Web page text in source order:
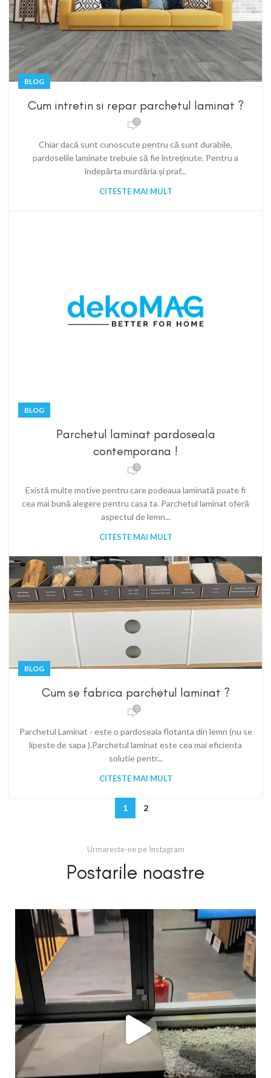
BLOG
Cum intretin si repar parchetul laminat ?
0
Chiar dacă sunt cunoscute pentru că sunt durabile,
pardoselile laminate trebuie să fie întreținute. Pentru a
îndepărta murdăria și praf...
CITESTE MAI MULT
BLOG
Parchetul laminat pardoseala
contemporana !
0
Există multe motive pentru care podeaua laminată poate fi
cea mai bună alegere pentru casa ta. Parchetul laminat oferă
aspectul de lemn...
CITESTE MAI MULT
BLOG
Cum se fabrica parchetul laminat ?
0
Parchetul Laminat - este o pardoseala flotanta din lemn (nu se
lipeste de sapa ).Parchetul laminat este cea mai eficienta
solutie pentr...
CITESTE MAI MULT
1 2
Urmareste-ne pe Instagram
Postarile noastre